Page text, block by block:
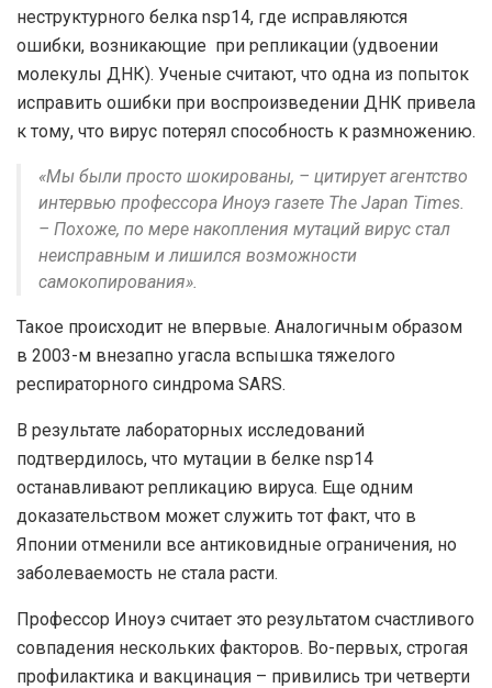
неструктурного белка nsp14, где исправляются
ошибки, возникающие при репликации (удвоении
молекулы ДНК). Ученые считают, что одна из попыток
исправить ошибки при воспроизведении ДНК привела
к тому, что вирус потерял способность к размножению.
«Мы были просто шокированы, – цитирует агентство
интервью профессора Иноуэ газете The Japan Times.
– Похоже, по мере накопления мутаций вирус стал
неисправным и лишился возможности
самокопирования».
Такое происходит не впервые. Аналогичным образом
в 2003-м внезапно угасла вспышка тяжелого
респираторного синдрома SARS.
В результате лабораторных исследований
подтвердилось, что мутации в белке nsp14
останавливают репликацию вируса. Еще одним
доказательством может служить тот факт, что в
Японии отменили все антиковидные ограничения, но
заболеваемость не стала расти.
Профессор Иноуэ считает это результатом счастливого
совпадения нескольких факторов. Во-первых, строгая
профилактика и вакцинация – привились три четверти